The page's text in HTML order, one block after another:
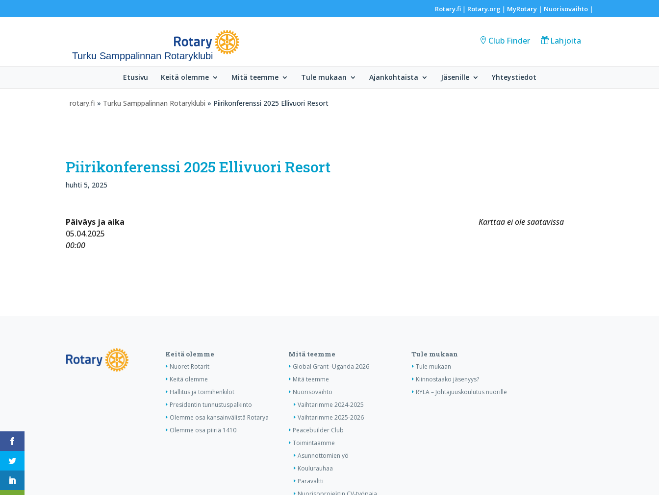
Rotary.fi| Rotary.org | MyRotary | Nuorisovaihto|
Turku Samppalinnan Rotaryklubi
Club Finder Lahjoita
Etusivu Keitä olemme Mitä teemme Tule mukaan Ajankohtaista Jäsenille Yhteystiedot
rotary.fi » Turku Samppalinnan Rotaryklubi » Piirikonferenssi 2025 Ellivuori Resort
Piirikonferenssi 2025 Ellivuori Resort
huhti 5, 2025
Karttaa ei ole saatavissa
Päiväys ja aika
05.04.2025
00:00
Keitä olemme
Nuoret Rotarit
Keitä olemme
Hallitus ja toimihenkilöt
Presidentin tunnustuspalkinto
Olemme osa kansainvälistä Rotarya
Olemme osa piiriä 1410
Mitä teemme
Global Grant -Uganda 2026
Mitä teemme
Nuorisovaihto
Vaihtarimme 2024-2025
Vaihtarimme 2025-2026
Peacebuilder Club
Toimintaamme
Asunnottomien yö
Koulurauhaa
Paravaltti
Tule mukaan
Tule mukaan
Kiinnostaako jäsenyys?
RYLA – Johtajuuskoulutus nuorille